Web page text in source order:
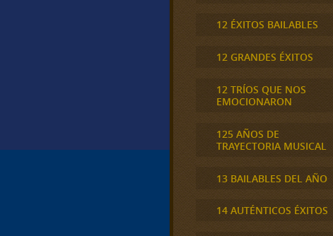
12 ÉXITOS BAILABLES
12 GRANDES ÉXITOS
12 TRÍOS QUE NOS
EMOCIONARON
125 AÑOS DE
TRAYECTORIA MUSICAL
13 BAILABLES DEL AÑO
14 AUTÉNTICOS ÉXITOS